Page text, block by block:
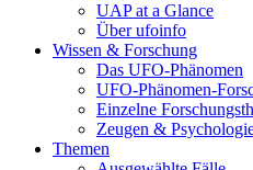
UAP at a Glance
Über ufoinfo
Wissen & Forschung
Das UFO-Phänomen
UFO-Phänomen-
Einzelne
Zeugen &
Themen